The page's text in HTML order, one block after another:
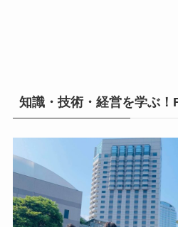
知識・技術・経営を学ぶ！